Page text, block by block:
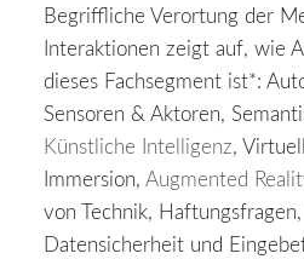
Begriffliche Verortung der
Interaktionen zeigt auf, wie
dieses Fachsegment ist*:
Sensoren & Aktoren,
Künstliche Intelligenz,
Immersion, Augmented
von Technik,
Datensicherheit und